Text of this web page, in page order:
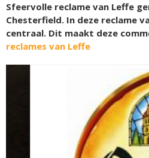
Sfeervolle reclame van Leffe
Chesterfield. In deze reclame
centraal. Dit maakt deze
reclames van Leffe